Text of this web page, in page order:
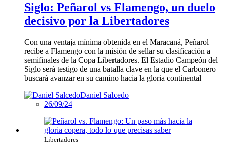
Siglo: Peñarol vs Flamengo, un duelo
decisivo por la Libertadores
Con una ventaja mínima obtenida en el Maracaná, Peñarol
recibe a Flamengo con la misión de sellar su clasificación a
semifinales de la Copa Libertadores. El Estadio Campeón del
Siglo será testigo de una batalla clave en la que el Carbonero
buscará avanzar en su camino hacia la gloria continental
Daniel Salcedo
26/09/24
Libertadores